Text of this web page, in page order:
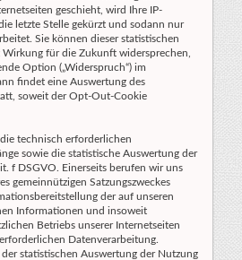
geschieht, wird Ihre IP-
letzte Stelle gekürzt und sodann nur
Sie können dieser statistischen
für die Zukunft widersprechen,
Option („Widerspruch“) im
findet eine Auswertung des
soweit der Opt-Out-Cookie
technisch erforderlichen
sowie die statistische Auswertung der
f DSGVO. Einerseits berufen wir uns
gemeinnützigen Satzungszweckes
der auf unseren
Informationen und insoweit
Betriebs unserer Internetseiten
Datenverarbeitung.
statistischen Auswertung der Nutzung